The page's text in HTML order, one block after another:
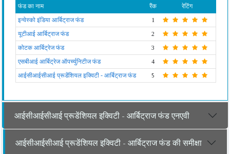
फंड का नाम रैंक
रेटिंग
इन्वेस्को इंडिया आर्बिट्राज फंड
1
यूटीआई आर्बिट्राज फंड
2
कोटक आर्बिट्रेज फंड
3
एसबीआई आर्बिट्रेज ऑपर्च्युनिटीज फंड
4
आईसीआईसीआई प्रूडेंशियल इक्विटी - आर्बिट्राज फंड
5
आईसीआईसीआई प्रूडेंशियल इक्विटी - आर्बिट्राज फंड एनएवी
आईसीआईसीआई प्रूडेंशियल इक्विटी - आर्बिट्राज फंड की समीक्षा